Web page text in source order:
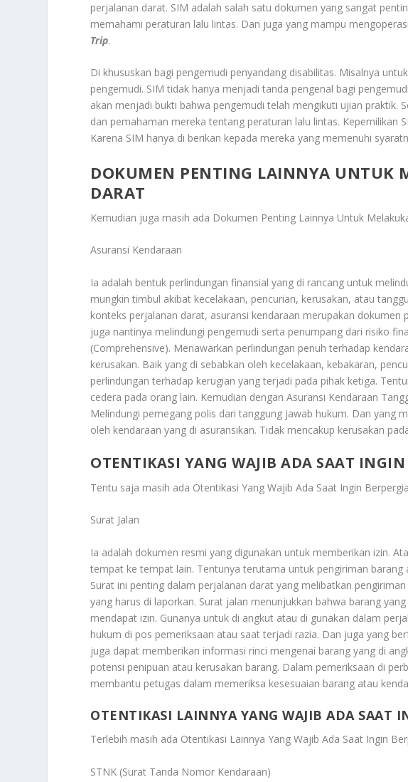
perjalanan darat. SIM adalah salah satu dokumen yang sangat
memahami peraturan lalu lintas. Dan juga yang mampu
Trip.
Di khususkan bagi pengemudi penyandang disabilitas. Misalnya
pengemudi. SIM tidak hanya menjadi tanda pengenal bagi
akan menjadi bukti bahwa pengemudi telah mengikuti ujian praktik.
dan pemahaman mereka tentang peraturan lalu lintas. Kepemilikan
Karena SIM hanya di berikan kepada mereka yang memenuhi
DOKUMEN PENTING LAINNYA UNTUK
DARAT
Kemudian juga masih ada Dokumen Penting Lainnya Untuk
Asuransi Kendaraan
Ia adalah bentuk perlindungan finansial yang di rancang untuk
mungkin timbul akibat kecelakaan, pencurian, kerusakan, atau
konteks perjalanan darat, asuransi kendaraan merupakan
juga nantinya melindungi pengemudi serta penumpang dari risiko
(Comprehensive). Menawarkan perlindungan penuh terhadap
kerusakan. Baik yang di sebabkan oleh kecelakaan, kebakaran,
perlindungan terhadap kerugian yang terjadi pada pihak ketiga.
cedera pada orang lain. Kemudian dengan Asuransi Kendaraan
Melindungi pemegang polis dari tanggung jawab hukum. Dan yang
oleh kendaraan yang di asuransikan. Tidak mencakup kerusakan
OTENTIKASI YANG WAJIB ADA SAAT
Tentu saja masih ada Otentikasi Yang Wajib Ada Saat Ingin
Surat Jalan
Ia adalah dokumen resmi yang digunakan untuk memberikan izin.
tempat ke tempat lain. Tentunya terutama untuk pengiriman barang
Surat ini penting dalam perjalanan darat yang melibatkan
yang harus di laporkan. Surat jalan menunjukkan bahwa barang
mendapat izin. Gunanya untuk di angkut atau di gunakan dalam
hukum di pos pemeriksaan atau saat terjadi razia. Dan juga yang
juga dapat memberikan informasi rinci mengenai barang yang di
potensi penipuan atau kerusakan barang. Dalam pemeriksaan di
membantu petugas dalam memeriksa kesesuaian barang atau
OTENTIKASI LAINNYA YANG WAJIB ADA SAAT
Terlebih masih ada Otentikasi Lainnya Yang Wajib Ada Saat Ingin
STNK (Surat Tanda Nomor Kendaraan)